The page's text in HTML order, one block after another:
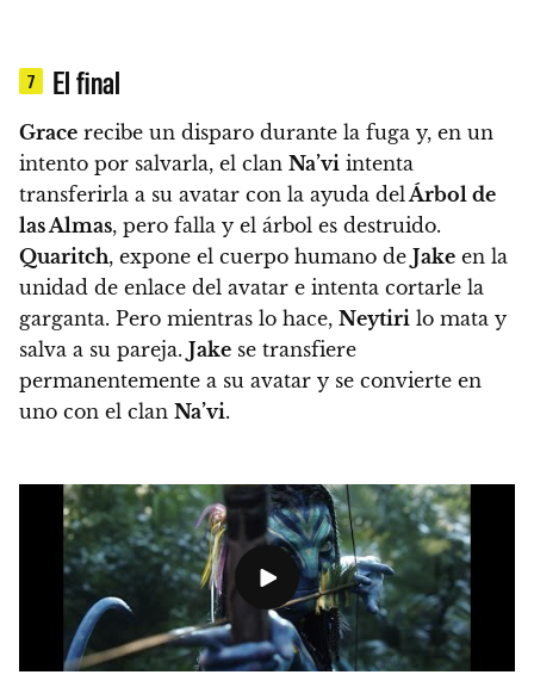
7 El final
Grace recibe un disparo durante la fuga y, en un
intento por salvarla, el clan Na’vi intenta
transferirla a su avatar con la ayuda del Árbol de
las Almas, pero falla y el árbol es destruido.
Quaritch, expone el cuerpo humano de Jake en la
unidad de enlace del avatar e intenta cortarle la
garganta. Pero mientras lo hace, Neytiri lo mata y
salva a su pareja. Jake se transfiere
permanentemente a su avatar y se convierte en
uno con el clan Na’vi.